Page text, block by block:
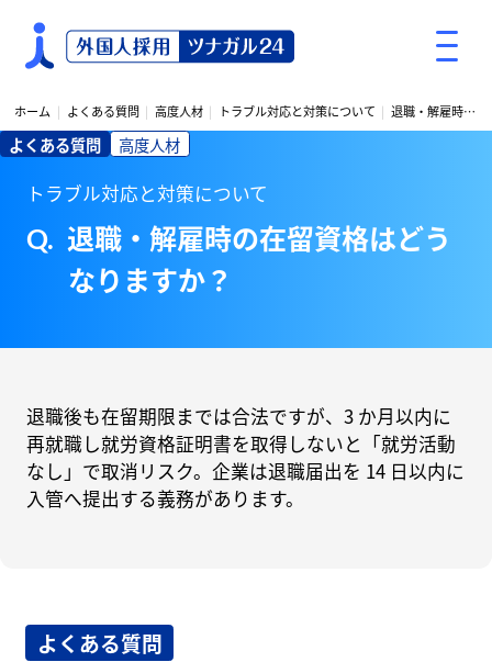
o
t
ホーム よくある質問 高度人材 トラブル対応と対策について 退職・解雇時の在留資格はどうなりますか？
よくある質問 高度人材
トラブル対応と対策について
退職・解雇時の在留資格はどう
なりますか？
退職後も在留期限までは合法ですが、3 か月以内に
再就職し就労資格証明書を取得しないと「就労活動
なし」で取消リスク。企業は退職届出を 14 日以内に
入管へ提出する義務があります。
よくある質問